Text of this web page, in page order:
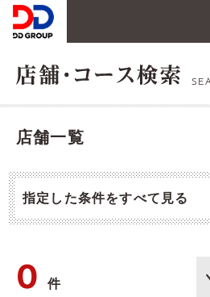
店舗一覧
指定した条件をすべて見る
0件